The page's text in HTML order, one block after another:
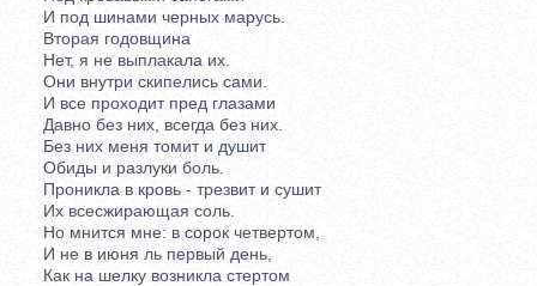
И под шинами черных марусь.
Вторая годовщина
Нет, я не выплакала их.
Они внутри скипелись сами.
И все проходит пред глазами
Давно без них, всегда без них.
Без них меня томит и душит
Обиды и разлуки боль.
Проникла в кровь - трезвит и сушит
Их всесжирающая соль.
Но мнится мне: в сорок четвертом,
И не в июня ль первый день,
Как на шелку возникла стертом